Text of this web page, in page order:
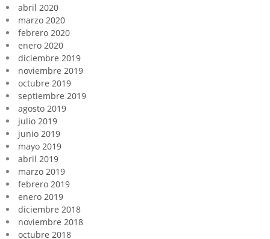
abril 2020
marzo 2020
febrero 2020
enero 2020
diciembre 2019
noviembre 2019
octubre 2019
septiembre 2019
agosto 2019
julio 2019
junio 2019
mayo 2019
abril 2019
marzo 2019
febrero 2019
enero 2019
diciembre 2018
noviembre 2018
octubre 2018